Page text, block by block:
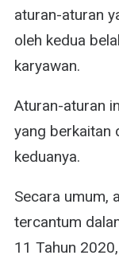
aturan-aturan
oleh kedua
karyawan.
Aturan-aturan
yang berkaitan
keduanya.
Secara umum,
tercantum
11 Tahun